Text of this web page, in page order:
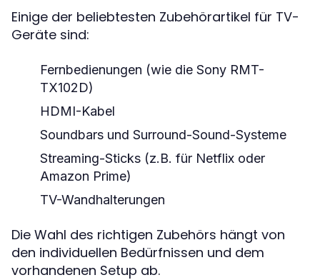
Einige der beliebtesten Zubehörartikel für TV-
Geräte sind:
Fernbedienungen (wie die Sony RMT-
TX102D)
HDMI-Kabel
Soundbars und Surround-Sound-Systeme
Streaming-Sticks (z.B. für Netflix oder
Amazon Prime)
TV-Wandhalterungen
Die Wahl des richtigen Zubehörs hängt von
den individuellen Bedürfnissen und dem
vorhandenen Setup ab.